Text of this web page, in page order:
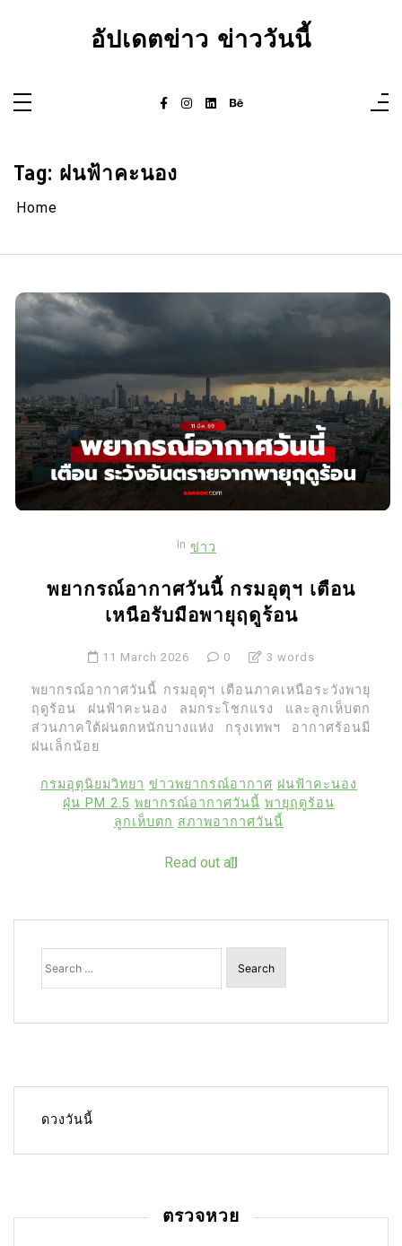
อัปเดตข่าว ข่าววันนี้
Tag: ฝนฟ้าคะนอง
Home
In ข่าว
พยากรณ์อากาศวันนี้ กรมอุตุฯ เตือน
เหนือรับมือพายุฤดูร้อน
11 March 2026 0 3 words
พยากรณ์อากาศวันนี้ กรมอุตุฯ เตือนภาคเหนือระวังพายุ
ฤดูร้อน ฝนฟ้าคะนอง ลมกระโชกแรง และลูกเห็บตก
ส่วนภาคใต้ฝนตกหนักบางแห่ง กรุงเทพฯ อากาศร้อนมี
ฝนเล็กน้อย
กรมอุตุนิยมวิทยา ข่าวพยากรณ์อากาศ ฝนฟ้าคะนอง
ฝุ่น PM 2.5 พยากรณ์อากาศวันนี้ พายุฤดูร้อน
ลูกเห็บตก สภาพอากาศวันนี้
Read out all
Search
for:
ดวงวันนี้
ตรวจหวย